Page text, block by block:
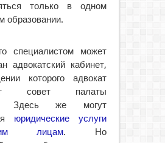
только в одном
образовании.
специалистом может
адвокатский кабинет,
которого адвокат
совет палаты
Здесь же могут
юридические услуги
лицам. Но